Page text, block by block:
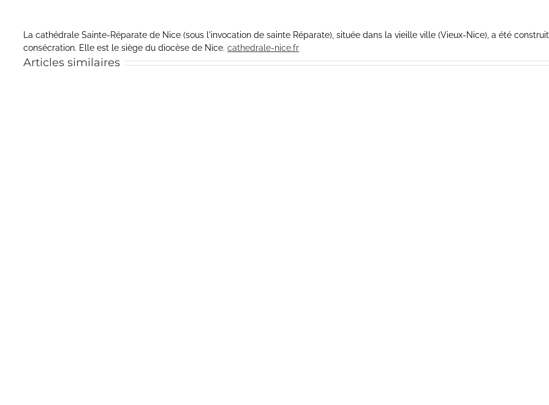
La cathédrale Sainte-Réparate de Nice (sous l'invocation de sainte Réparate), située dans la vieille ville (Vieux-Nice), a été
consécration. Elle est le siège du diocèse de Nice. cathedrale-nice.fr
Articles similaires